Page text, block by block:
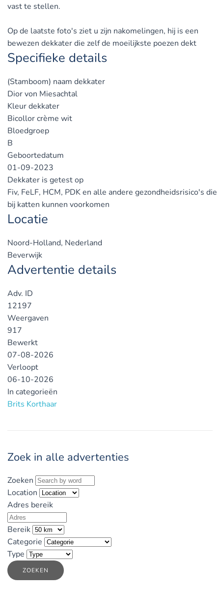
vast te stellen.
Op de laatste foto's ziet u zijn nakomelingen, hij is een
bewezen dekkater die zelf de moeilijkste poezen dekt
Specifieke details
(Stamboom) naam dekkater
Dior von Miesachtal
Kleur dekkater
Bicollor crème wit
Bloedgroep
B
Geboortedatum
01-09-2023
Dekkater is getest op
Fiv, FeLF, HCM, PDK en alle andere gezondheidsrisico's die
bij katten kunnen voorkomen
Locatie
Noord-Holland, Nederland
Beverwijk
Advertentie details
Adv. ID
12197
Weergaven
917
Bewerkt
07-08-2026
Verloopt
06-10-2026
In categorieën
Brits Korthaar
Zoek in alle advertenties
Zoeken
Location
Adres bereik
Bereik
Categorie
Type
ZOEKEN